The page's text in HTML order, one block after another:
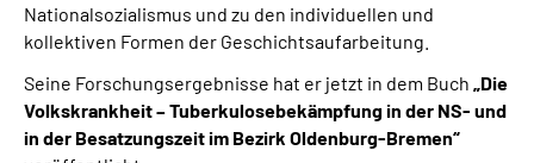
Nationalsozialismus und zu den individuellen und
kollektiven Formen der Geschichtsaufarbeitung.
Seine Forschungsergebnisse hat er jetzt in dem Buch „Die
Volkskrankheit – Tuberkulosebekämpfung in der NS- und
in der Besatzungszeit im Bezirk Oldenburg-Bremen“